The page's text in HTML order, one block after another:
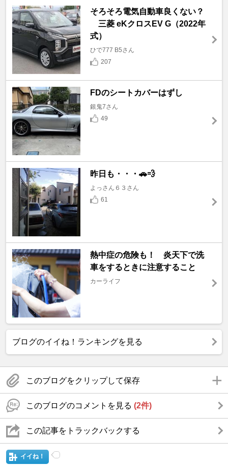
そろそろ電気自動車良くない？
三菱 eKクロスEV G（2022年
式）
ひで777 B5さん
207
FDのシートカバーはずし
銀鬼7さん
49
昨日も・・・🚗💨
よっさん６３さん
61
熱中症の危険も！ 炎天下で洗
車をするときに注意すること
カーライフ
ブログのイイね！ランキングを見る
このブログをクリップして保存
このブログのコメントを見る (2件)
この記事をトラックバックする
イイね！